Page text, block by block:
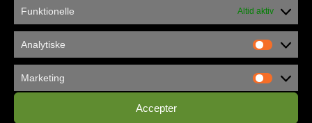
Funktionelle Altid aktiv
Analytiske
Marketing
Accepter
Københavns Frikirke flytter ind i
Vandværket